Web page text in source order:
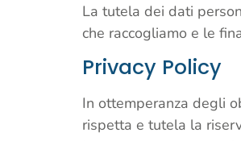
La tutela dei dati
che raccogliamo e le
Privacy Policy
In ottemperanza degli
rispetta e tutela la